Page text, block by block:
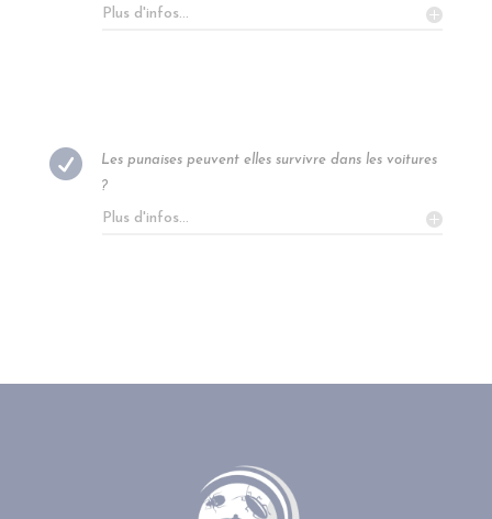
Plus d'infos...

Les punaises peuvent elles survivre dans les voitures
?
Plus d'infos...